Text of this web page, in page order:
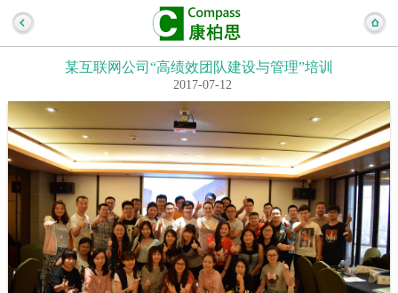
某互联网公司“高绩效团队建设与管理”培训
2017-07-12